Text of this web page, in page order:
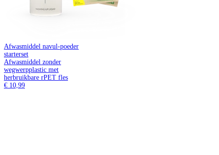
Afwasmiddel navul-poeder
starterset
Afwasmiddel zonder
wegwerpplastic met
herbruikbare rPET fles
€ 10,99